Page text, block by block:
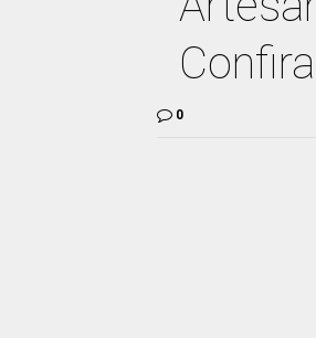
Confira
0